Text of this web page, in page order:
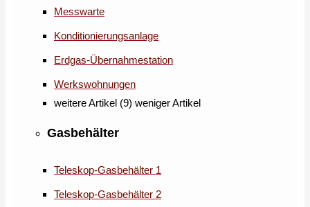
Messwarte
Konditionierungsanlage
Erdgas-Übernahmestation
Werkswohnungen
weitere Artikel (9) weniger Artikel
Gasbehälter
Teleskop-Gasbehälter 1
Teleskop-Gasbehälter 2